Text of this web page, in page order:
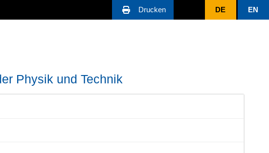
Drucken DE EN
Physik und Technik